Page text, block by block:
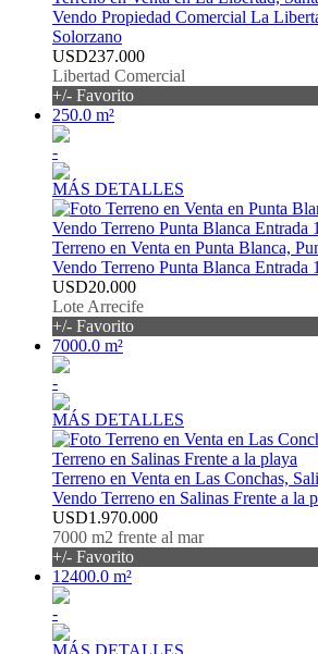
Vendo Propiedad Comercial La
Solorzano
USD237.000
Libertad Comercial
+/- Favorito
250.0 m²
-
MÁS DETALLES
Terreno en Venta en Punta Blanca,
Vendo Terreno Punta Blanca Entrada
USD20.000
Lote Arrecife
+/- Favorito
7000.0 m²
-
MÁS DETALLES
Terreno en Venta en Las Conchas,
Vendo Terreno en Salinas Frente a la
USD1.970.000
7000 m2 frente al mar
+/- Favorito
12400.0 m²
-
MÁS DETALLES